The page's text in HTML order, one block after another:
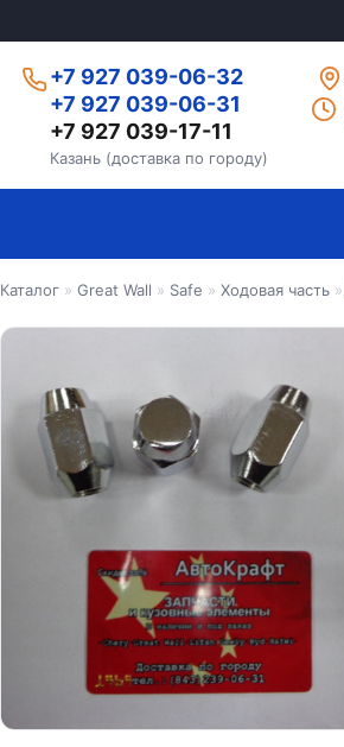
+7 927 039-06-32
+7 927 039-06-31
+7 927 039-17-11
Казань (доставка по городу)
Каталог » Great Wall » Safe » Ходовая часть »